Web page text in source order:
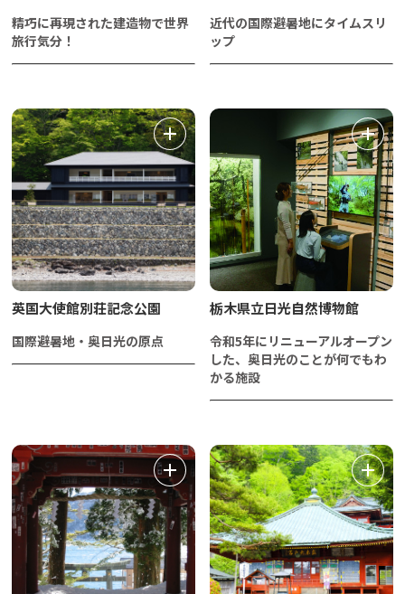
精巧に再現された建造物で世界
旅行気分！
近代の国際避暑地にタイムスリ
ップ
英国大使館別荘記念公園
国際避暑地・奥日光の原点
栃木県立日光自然博物館
令和5年にリニューアルオープン
した、奥日光のことが何でもわ
かる施設